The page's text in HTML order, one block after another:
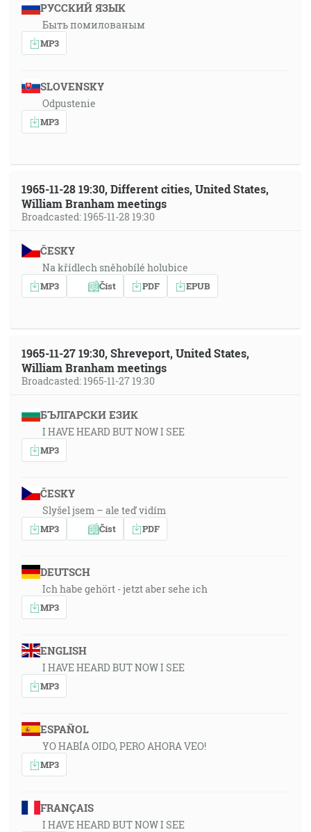
РУССКИЙ ЯЗЫК
Быть помилованым
MP3
SLOVENSKY
Odpustenie
MP3
1965-11-28 19:30, Different cities, United States,
William Branham meetings
Broadcasted: 1965-11-28 19:30
ČESKY
Na křídlech sněhobílé holubice
MP3 Číst PDF EPUB
1965-11-27 19:30, Shreveport, United States,
William Branham meetings
Broadcasted: 1965-11-27 19:30
БЪЛГАРСКИ ЕЗИК
I HAVE HEARD BUT NOW I SEE
MP3
ČESKY
Slyšel jsem – ale teď vidím
MP3 Číst PDF
DEUTSCH
Ich habe gehört - jetzt aber sehe ich
MP3
ENGLISH
I HAVE HEARD BUT NOW I SEE
MP3
ESPAÑOL
YO HABÍA OIDO, PERO AHORA VEO!
MP3
FRANÇAIS
I HAVE HEARD BUT NOW I SEE